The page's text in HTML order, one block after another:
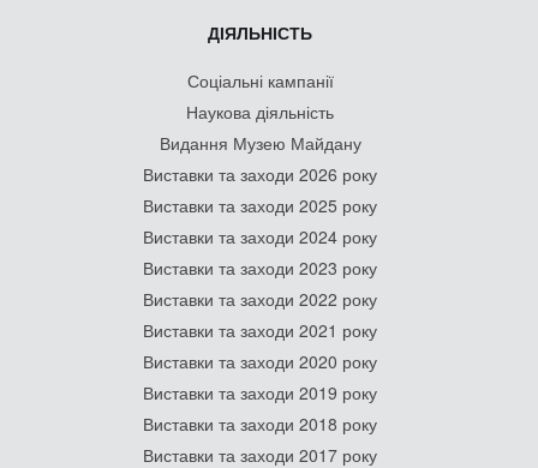
ДІЯЛЬНІСТЬ
Соціальні кампанії
Наукова діяльність
Видання Музею Майдану
Виставки та заходи 2026 року
Виставки та заходи 2025 року
Виставки та заходи 2024 року
Виставки та заходи 2023 року
Виставки та заходи 2022 року
Виставки та заходи 2021 року
Виставки та заходи 2020 року
Виставки та заходи 2019 року
Виставки та заходи 2018 року
Виставки та заходи 2017 року